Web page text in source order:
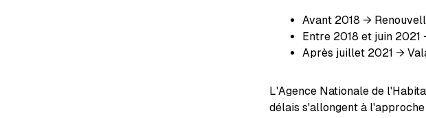
Avant 2018 →
Entre 2018 et juin
Après juillet 2021 →
L'Agence Nationale de
délais s'allongent à